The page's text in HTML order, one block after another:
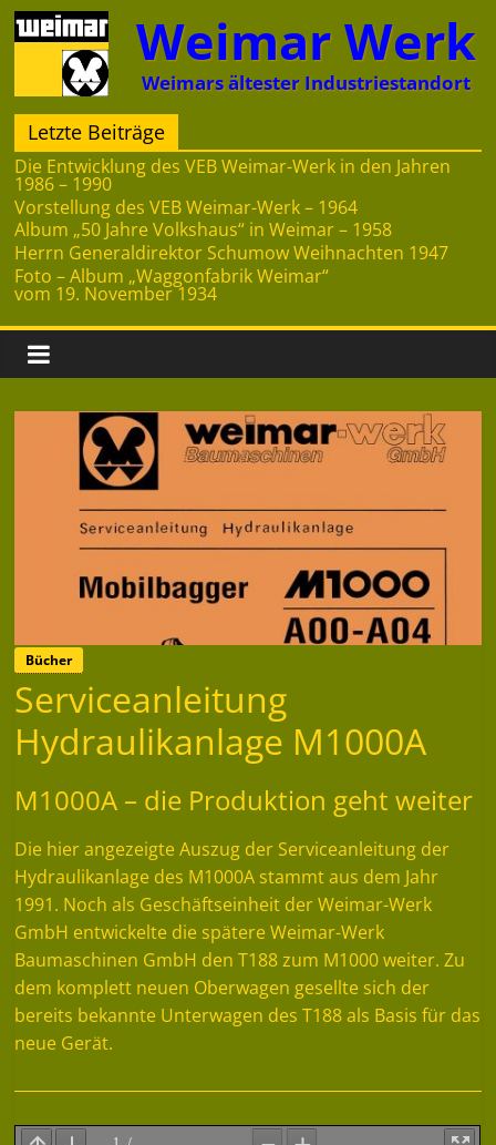
Zum
Inhalt
springen
Weimar Werk
Weimars ältester Industriestandort
Letzte Beiträge
Die Entwicklung des VEB Weimar-Werk in den Jahren
1986 – 1990
Vorstellung des VEB Weimar-Werk – 1964
Album „50 Jahre Volkshaus“ in Weimar – 1958
Herrn Generaldirektor Schumow Weihnachten 1947
Foto – Album „Waggonfabrik Weimar“
vom 19. November 1934
Bücher
Serviceanleitung
Hydraulikanlage M1000A
M1000A – die Produktion geht weiter
Die hier angezeigte Auszug der Serviceanleitung der
Hydraulikanlage des M1000A stammt aus dem Jahr
1991. Noch als Geschäftseinheit der Weimar-Werk
GmbH entwickelte die spätere Weimar-Werk
Baumaschinen GmbH den T188 zum M1000 weiter. Zu
dem komplett neuen Oberwagen gesellte sich der
bereits bekannte Unterwagen des T188 als Basis für das
neue Gerät.